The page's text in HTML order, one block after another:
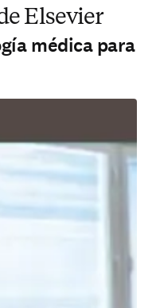
Elsevier
médica para